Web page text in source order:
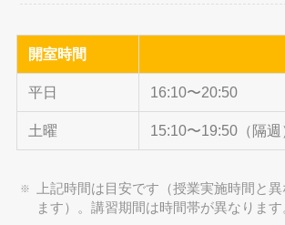
開室時間
平日 16:10〜20:50
土曜 15:10〜19:50（隔週
上記時間は目安です（授業実施時間と
ます）。講習期間は時間帯が異なります